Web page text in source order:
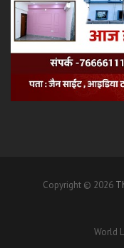
Copyright © 2026
World